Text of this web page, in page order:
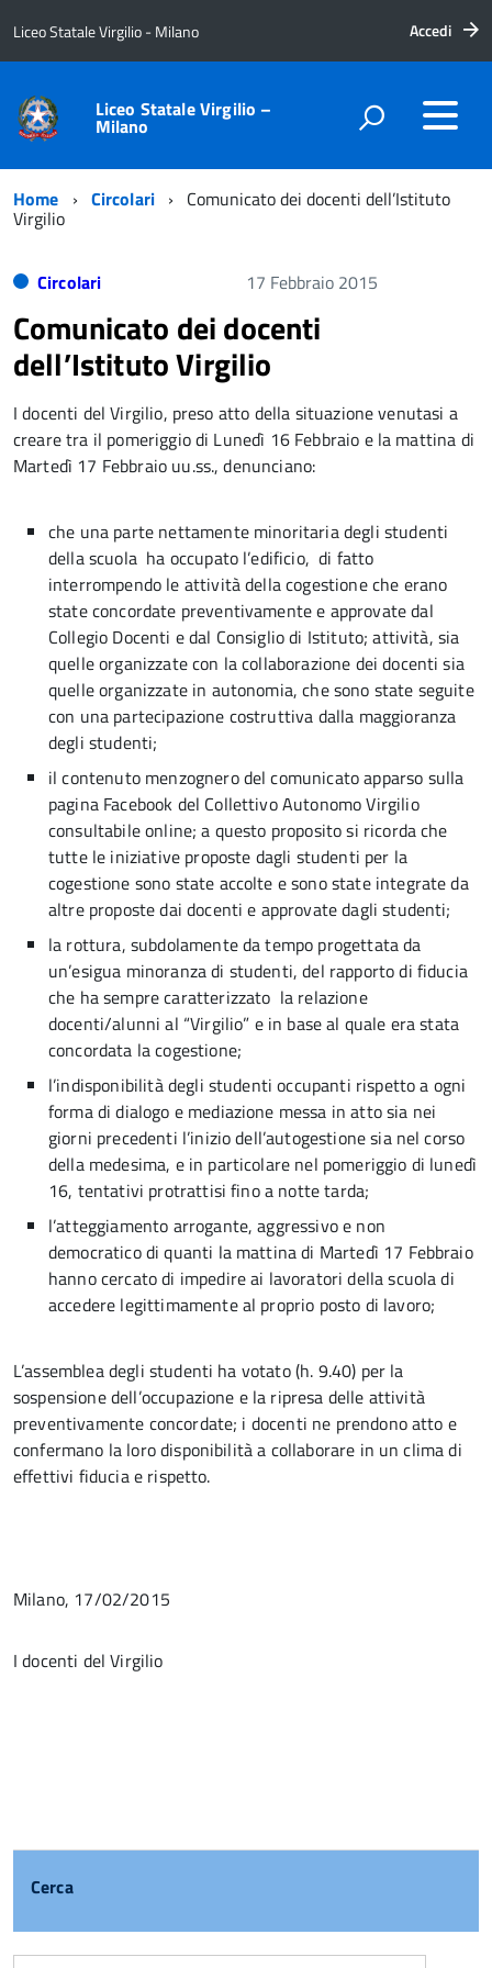
Liceo Statale Virgilio - Milano Accedi
Liceo Statale Virgilio –
Milano
Home Circolari Comunicato dei docenti dell’Istituto
Virgilio
Circolari 17 Febbraio 2015
Comunicato dei docenti
dell’Istituto Virgilio
I docenti del Virgilio, preso atto della situazione venutasi a
creare tra il pomeriggio di Lunedì 16 Febbraio e la mattina di
Martedì 17 Febbraio uu.ss., denunciano:
che una parte nettamente minoritaria degli studenti
della scuola ha occupato l’edificio, di fatto
interrompendo le attività della cogestione che erano
state concordate preventivamente e approvate dal
Collegio Docenti e dal Consiglio di Istituto; attività, sia
quelle organizzate con la collaborazione dei docenti sia
quelle organizzate in autonomia, che sono state seguite
con una partecipazione costruttiva dalla maggioranza
degli studenti;
il contenuto menzognero del comunicato apparso sulla
pagina Facebook del Collettivo Autonomo Virgilio
consultabile online; a questo proposito si ricorda che
tutte le iniziative proposte dagli studenti per la
cogestione sono state accolte e sono state integrate da
altre proposte dai docenti e approvate dagli studenti;
la rottura, subdolamente da tempo progettata da
un’esigua minoranza di studenti, del rapporto di fiducia
che ha sempre caratterizzato la relazione
docenti/alunni al “Virgilio” e in base al quale era stata
concordata la cogestione;
l’indisponibilità degli studenti occupanti rispetto a ogni
forma di dialogo e mediazione messa in atto sia nei
giorni precedenti l’inizio dell’autogestione sia nel corso
della medesima, e in particolare nel pomeriggio di lunedì
16, tentativi protrattisi fino a notte tarda;
l’atteggiamento arrogante, aggressivo e non
democratico di quanti la mattina di Martedì 17 Febbraio
hanno cercato di impedire ai lavoratori della scuola di
accedere legittimamente al proprio posto di lavoro;
L’assemblea degli studenti ha votato (h. 9.40) per la
sospensione dell’occupazione e la ripresa delle attività
preventivamente concordate; i docenti ne prendono atto e
confermano la loro disponibilità a collaborare in un clima di
effettivi fiducia e rispetto.
Milano, 17/02/2015
I docenti del Virgilio
Cerca